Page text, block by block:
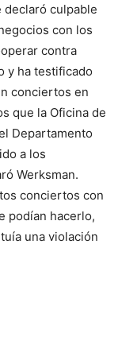
declaró culpable
con los
contra
y ha testificado
conciertos en
que la Oficina de
Departamento
a los
Werksman.
conciertos con
podían hacerlo,
una violación